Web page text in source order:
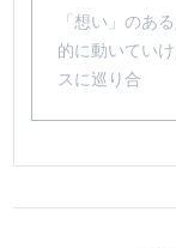
「想い」のあ
的に動いてい
スに巡り合